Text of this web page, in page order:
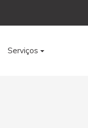
Serviços